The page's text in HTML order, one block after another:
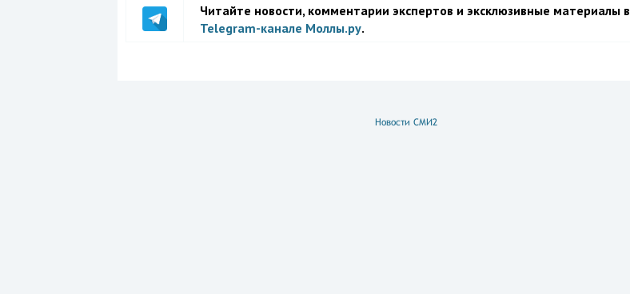
Читайте новости, комментарии экспертов и эксклюзивные материалы в
Telegram-канале Моллы.ру.
Новости СМИ2